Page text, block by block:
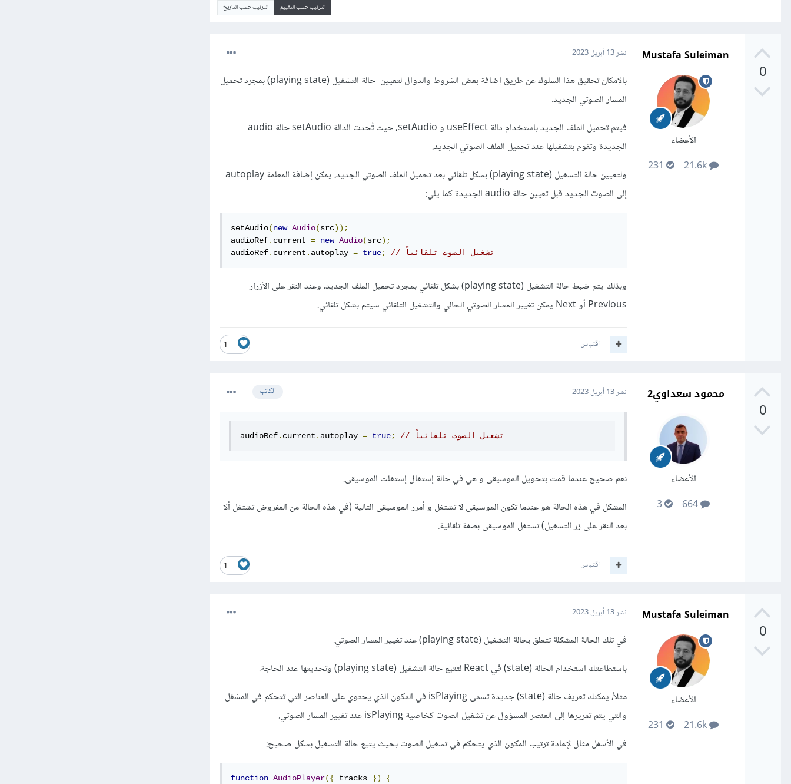
الترتيب حسب التقييم الترتيب حسب التاريخ
0
Mustafa Suleiman
الأعضاء
نشر13 أبريل 2023
بالإمكان تحقيق هذا السلوك عن طريق إضافة بعض الشروط والدوال لتعيين حالة التشغيل (playing state) بمجرد تحميل
المسار الصوتي الجديد.
فيتم تحميل الملف الجديد باستخدام دالة useEffect و setAudio, حيث تُحدث الدالة setAudio حالة audio
الجديدة وتقوم بتشغيلها عند تحميل الملف الصوتي الجديد.
ولتعيين حالة التشغيل (playing state) بشكل تلقائي بعد تحميل الملف الصوتي الجديد، يمكن إضافة المعلمة autoplay
إلى الصوت الجديد قبل تعيين حالة audio الجديدة كما يلي:
setAudio(new Audio(src));
audioRef. current = new Audio(src);
audioRef. current . autoplay = true; // تشغيل الصوت تلقائياً
وبذلك يتم ضبط حالة التشغيل (playing state) بشكل تلقائي بمجرد تحميل الملف الجديد، وعند النقر على الأزرار
Previous أو Next يمكن تغيير المسار الصوتي الحالي والتشغيل التلقائي سيتم بشكل تلقائي.
1 اقتباس
0
محمود سعداوي2
الأعضاء
الكاتب نشر13 أبريل 2023
audioRef. current . autoplay = true; // تشغيل الصوت تلقائياً
نعم صحيح عندما قمت بتحويل الموسيقى و هي في حالة إشتغال إشتغلت الموسيقى.
المشكل في هذه الحالة هو عندما تكون الموسيقى لا تشتغل و أمرر الموسيقى التالية (في هذه الحالة من المفروض تشتغل ألا
بعد النقر على زر التشغيل) تشتغل الموسيقى بصفة تلقائية.
1 اقتباس
0
Mustafa Suleiman
الأعضاء
نشر13 أبريل 2023
في تلك الحالة المشكلة تتعلق بحالة التشغيل (playing state) عند تغيير المسار الصوتي.
باستطاعتك استخدام الحالة (state) في React لتتبع حالة التشغيل (playing state) وتحديثها عند الحاجة.
مثلاً، يمكنك تعريف حالة (state) جديدة تسمى isPlaying في المكون الذي يحتوي على العناصر التي تتحكم في المشغل
والتي يتم تمريرها إلى العنصر المسؤول عن تشغيل الصوت كخاصية isPlaying عند تغيير المسار الصوتي.
في الأسفل مثال لإعادة ترتيب المكون الذي يتحكم في تشغيل الصوت بحيث يتبع حالة التشغيل بشكل صحيح:
function AudioPlayer({ tracks })
{